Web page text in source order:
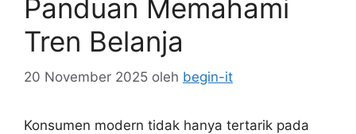
Panduan Memahami
Tren Belanja
20 November 2025 oleh begin-it
Konsumen modern tidak hanya tertarik pada